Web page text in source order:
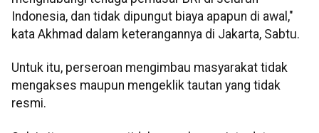
Indonesia, dan tidak dipungut biaya apapun di awal,"
kata Akhmad dalam keterangannya di Jakarta, Sabtu.
Untuk itu, perseroan mengimbau masyarakat tidak
mengakses maupun mengeklik tautan yang tidak
resmi.